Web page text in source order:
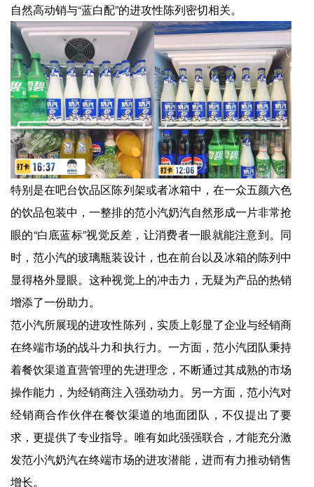
自然高动销与“蓝白配”的进攻性陈列密切相关。
特别是在吧台饮品区陈列架或者冰箱中，在一众五颜六色
的饮品包装中，一整排的范小汽奶汽自然形成一片非常抢
眼的“白底蓝标”视觉反差，让消费者一眼就能注意到。同
时，范小汽的玻璃瓶装设计，也在前台以及冰箱的陈列中
显得格外显眼。这种视觉上的冲击力，无疑为产品的热销
增添了一份助力。
范小汽所展现的进攻性陈列，实质上彰显了企业与经销商
在终端市场的战斗力和执行力。一方面，范小汽团队秉持
着餐饮渠道直营管理的先进理念，不断通过其成熟的市场
操作能力，为经销商注入强劲动力。另一方面，范小汽对
经销商合作伙伴在餐饮渠道的地面团队，不仅提出了要
求，更提供了专业指导。唯有如此强强联合，才能充分激
发范小汽奶汽在终端市场的进攻潜能，进而有力推动销售
增长。